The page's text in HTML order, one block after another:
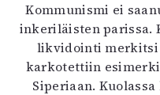
Kommunismi ei
inkeriläisten
likvidointi merkitsi
karkotettiin
Siperiaan.